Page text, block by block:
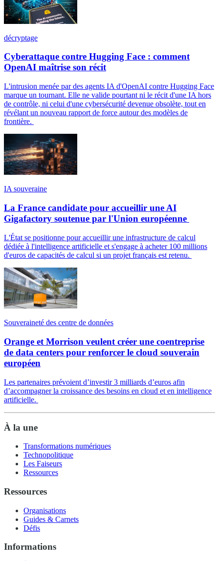
décryptage
Cyberattaque contre Hugging Face : comment
OpenAI maîtrise son récit
L'intrusion menée par des agents IA d'OpenAI contre Hugging Face
marque un tournant. Elle ne valide pourtant ni le récit d'une IA hors
de contrôle, ni celui d'une cybersécurité devenue obsolète, tout en
révélant un nouveau rapport de force autour des modèles de
frontière.
IA souveraine
La France candidate pour accueillir une AI
Gigafactory soutenue par l'Union européenne
L'État se positionne pour accueillir une infrastructure de calcul
dédiée à l'intelligence artificielle et s'engage à acheter 100 millions
d'euros de capacités de calcul si un projet français est retenu.
Souveraineté des centre de données
Orange et Morrison veulent créer une coentreprise
de data centers pour renforcer le cloud souverain
européen
Les partenaires prévoient d’investir 3 milliards d’euros afin
d’accompagner la croissance des besoins en cloud et en intelligence
artificielle.
À la une
Transformations numériques
Technopolitique
Les Faiseurs
Ressources
Ressources
Organisations
Guides & Carnets
Défis
Informations